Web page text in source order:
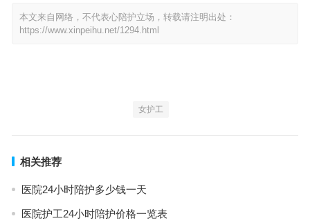
本文来自网络，不代表心陪护立场，转载请注明出处：
https://www.xinpeihu.net/1294.html
女护工
相关推荐
医院24小时陪护多少钱一天
医院护工24小时陪护价格一览表